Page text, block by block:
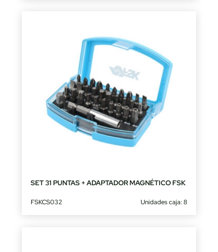
SET 31 PUNTAS + ADAPTADOR MAGNÉTICO FSK
FSKCS032 Unidades caja: 8